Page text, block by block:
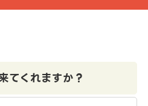
てくれますか？